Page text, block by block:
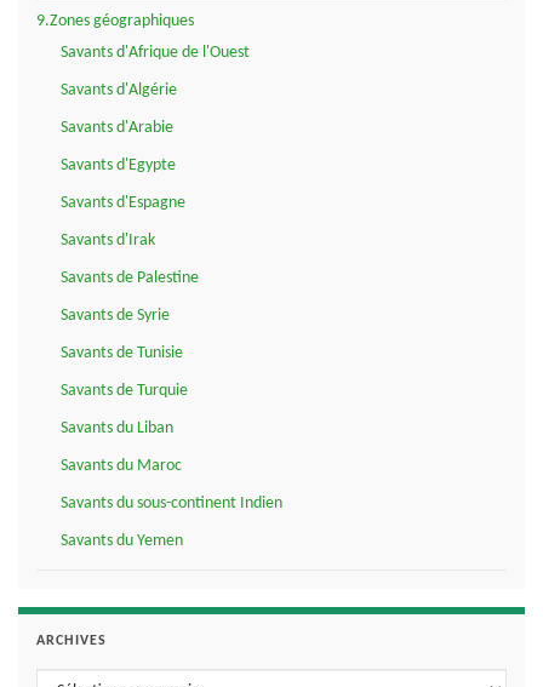
9.Zones géographiques
Savants d'Afrique de l'Ouest
Savants d'Algérie
Savants d'Arabie
Savants d'Egypte
Savants d'Espagne
Savants d'Irak
Savants de Palestine
Savants de Syrie
Savants de Tunisie
Savants de Turquie
Savants du Liban
Savants du Maroc
Savants du sous-continent Indien
Savants du Yemen
ARCHIVES
Archives